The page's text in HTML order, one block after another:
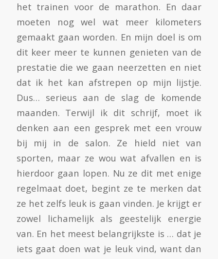
het trainen voor de marathon. En daar
moeten nog wel wat meer kilometers
gemaakt gaan worden. En mijn doel is om
dit keer meer te kunnen genieten van de
prestatie die we gaan neerzetten en niet
dat ik het kan afstrepen op mijn lijstje.
Dus… serieus aan de slag de komende
maanden. Terwijl ik dit schrijf, moet ik
denken aan een gesprek met een vrouw
bij mij in de salon. Ze hield niet van
sporten, maar ze wou wat afvallen en is
hierdoor gaan lopen. Nu ze dit met enige
regelmaat doet, begint ze te merken dat
ze het zelfs leuk is gaan vinden. Je krijgt er
zowel lichamelijk als geestelijk energie
van. En het meest belangrijkste is … dat je
iets gaat doen wat je leuk vind, want dan